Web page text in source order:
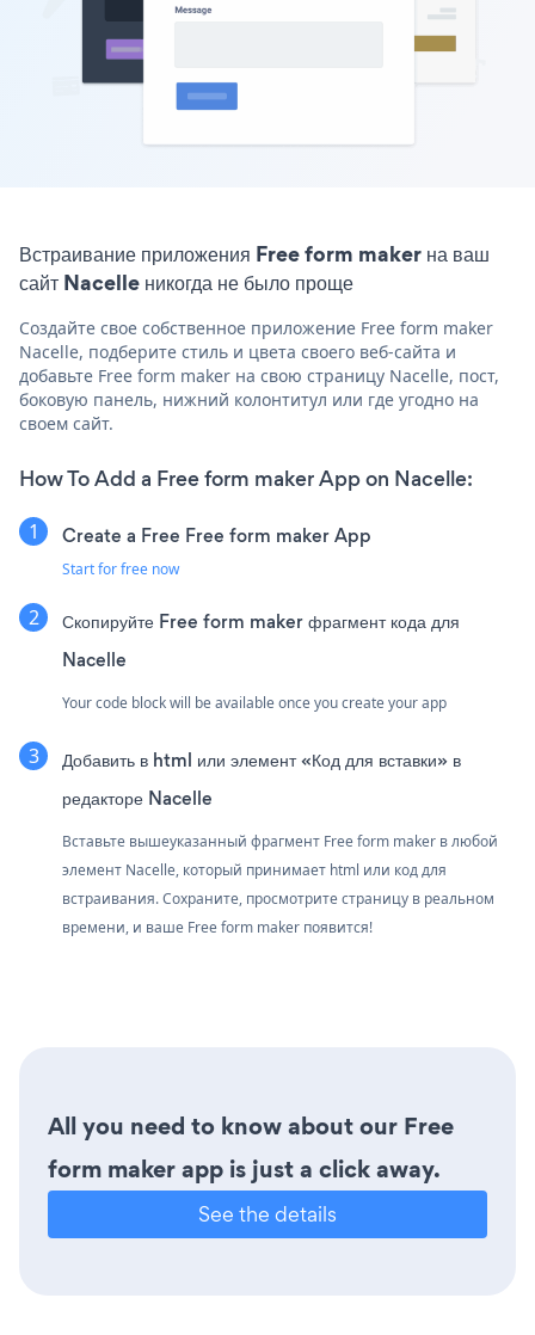
Встраивание приложения Free form maker на ваш
сайт Nacelle никогда не было проще
Создайте свое собственное приложение Free form maker
Nacelle, подберите стиль и цвета своего веб-сайта и
добавьте Free form maker на свою страницу Nacelle, пост,
боковую панель, нижний колонтитул или где угодно на
своем сайт.
How To Add a Free form maker App on Nacelle:
Create a Free Free form maker App
Start for free now
Скопируйте Free form maker фрагмент кода для
Nacelle
Your code block will be available once you create your app
Добавить в html или элемент «Код для вставки» в
редакторе Nacelle
Вставьте вышеуказанный фрагмент Free form maker в любой
элемент Nacelle, который принимает html или код для
встраивания. Сохраните, просмотрите страницу в реальном
времени, и ваше Free form maker появится!
All you need to know about our Free
form maker app is just a click away.
See the details